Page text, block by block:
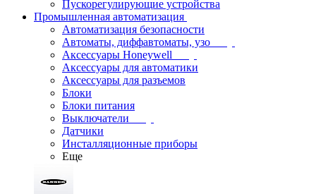
Пускорегулирующие устройства
Промышленная автоматизация
Автоматизация безопасности
Автоматы, диффавтоматы, узо
Аксессуары Honeywell
Аксессуары для автоматики
Аксессуары для разъемов
Блоки
Блоки питания
Выключатели
Датчики
Инсталляционные приборы
Еще